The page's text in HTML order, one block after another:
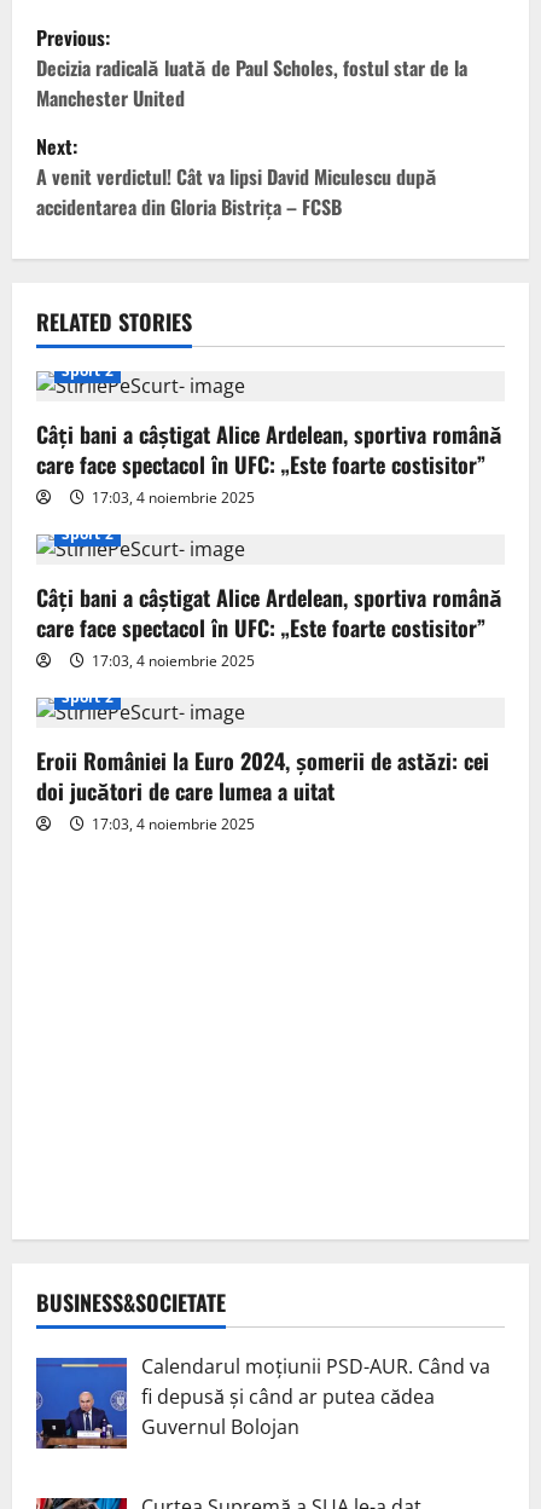
P
o
s
t
n
v
i
g
a
t
i
o
n
Previous:
Decizia radicală luată de Paul Scholes, fostul star de la
Manchester United
Next:
A venit verdictul! Cât va lipsi David Miculescu după
accidentarea din Gloria Bistrița – FCSB
RELATED STORIES
Sport 2
Câți bani a câștigat Alice Ardelean, sportiva română
care face spectacol în UFC: „Este foarte costisitor”
17:03, 4 noiembrie 2025
Sport 2
Câți bani a câștigat Alice Ardelean, sportiva română
care face spectacol în UFC: „Este foarte costisitor”
17:03, 4 noiembrie 2025
Sport 2
Eroii României la Euro 2024, șomerii de astăzi: cei
doi jucători de care lumea a uitat
17:03, 4 noiembrie 2025
BUSINESS&SOCIETATE
Calendarul moțiunii PSD-AUR. Când va
fi depusă și când ar putea cădea
Guvernul Bolojan